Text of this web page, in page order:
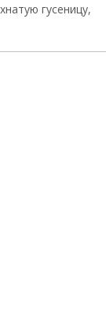
гусеницу,